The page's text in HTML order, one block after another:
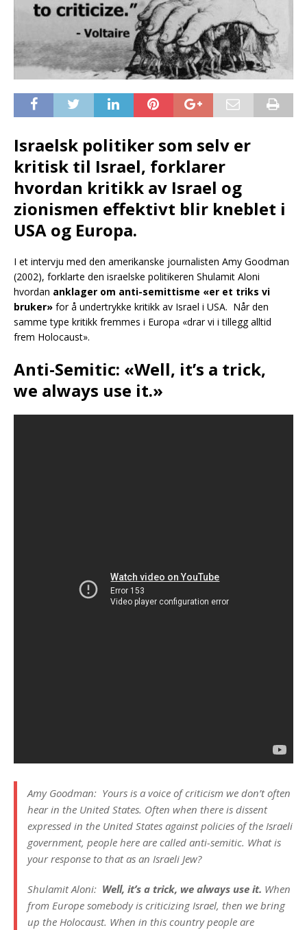
Israelsk politiker som selv er
kritisk til Israel, forklarer
hvordan kritikk av Israel og
zionismen effektivt blir kneblet i
USA og Europa.
I et intervju med den amerikanske journalisten Amy Goodman
(2002), forklarte den israelske politikeren Shulamit Aloni
hvordan anklager om anti-semittisme «er et triks vi
bruker» for å undertrykke kritikk av Israel i USA. Når den
samme type kritikk fremmes i Europa «drar vi i tillegg alltid
frem Holocaust».
Anti-Semitic: «Well, it’s a trick,
we always use it.»
Amy Goodman: Yours is a voice of criticism we don’t often
hear in the United States. Often when there is dissent
expressed in the United States against policies of the Israeli
government, people here are called anti-semitic. What is
your response to that as an Israeli Jew?
Shulamit Aloni: Well, it’s a trick, we always use it. When
from Europe somebody is criticizing Israel, then we bring
up the Holocaust. When in this country people are